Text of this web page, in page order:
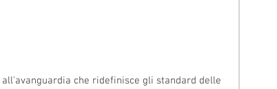
che ridefinisce gli standard delle